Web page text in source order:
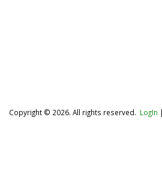
Copyright © 2026. All rights reserved. LogIn |